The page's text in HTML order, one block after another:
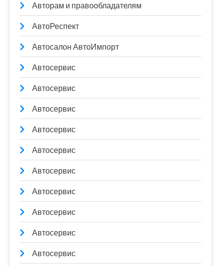
Авторам и правообладателям
АвтоРеспект
Автосалон АвтоИмпорт
Автосервис
Автосервис
Автосервис
Автосервис
Автосервис
Автосервис
Автосервис
Автосервис
Автосервис
Автосервис